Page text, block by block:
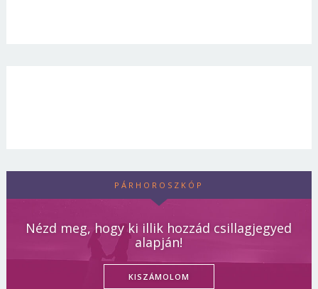
PÁRHOROSZKÓP
Nézd meg, hogy ki illik hozzád csillagjegyed
alapján!
KISZÁMOLOM